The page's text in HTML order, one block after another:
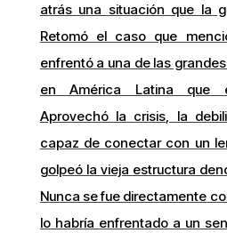
atrás una situación que la
Retomó el caso que
enfrentó a una de las
en América Latina que
Aprovechó la crisis, la
capaz de conectar con un
golpeó la vieja estructura
Nunca se fue directamente
lo habría enfrentado a un